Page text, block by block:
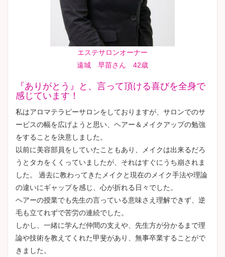
エステサロンオーナー
遠城 早苗さん 42歳
『ありがとう』と、言って頂ける喜びを全身で
感じています！
私はアロマテラピーサロンをしておりますが、サロンでのサ
ービスの幅を広げようと思い、ヘアー＆メイクアップの勉強
をすることを決意しました。
以前に美容部員をしていたこともあり、メイクは出来るだろ
うとタカをくくっていましたが、それはすぐにうち崩されま
した。 過去に教わってきたメイクと現在のメイク手法や理論
の違いにギャップを感じ、心が折れる日々でした。
ヘアーの授業でも先生の言っている意味さえ理解できず、逆
毛も立てれずで苦労の連続でした。
しかし、一緒に学んだ仲間の支えや、先生方が分かるまで理
論や技術を教えてくれた甲斐があり、無事卒業することがで
きました。